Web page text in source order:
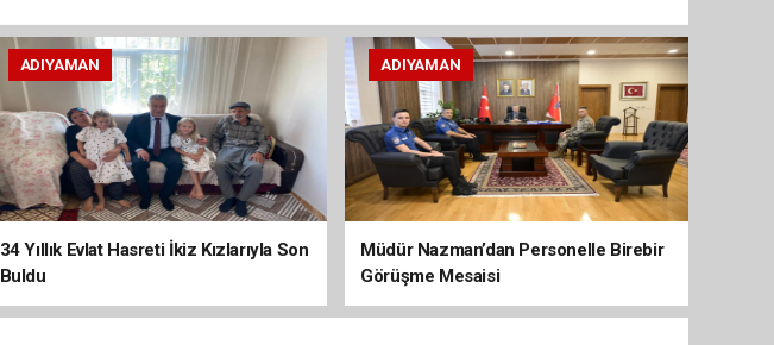
ADIYAMAN
34 Yıllık Evlat Hasreti İkiz Kızlarıyla Son
Buldu
ADIYAMAN
Müdür Nazman’dan Personelle Birebir
Görüşme Mesaisi